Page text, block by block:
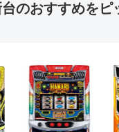
のおすすめをピ